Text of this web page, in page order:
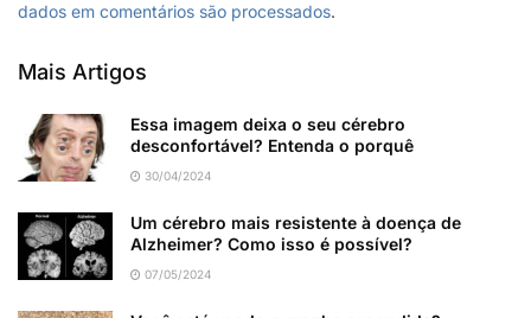
dados em comentários são processados.
Mais Artigos
Essa imagem deixa o seu cérebro
desconfortável? Entenda o porquê
30/04/2024
Um cérebro mais resistente à doença de
Alzheimer? Como isso é possível?
07/05/2024